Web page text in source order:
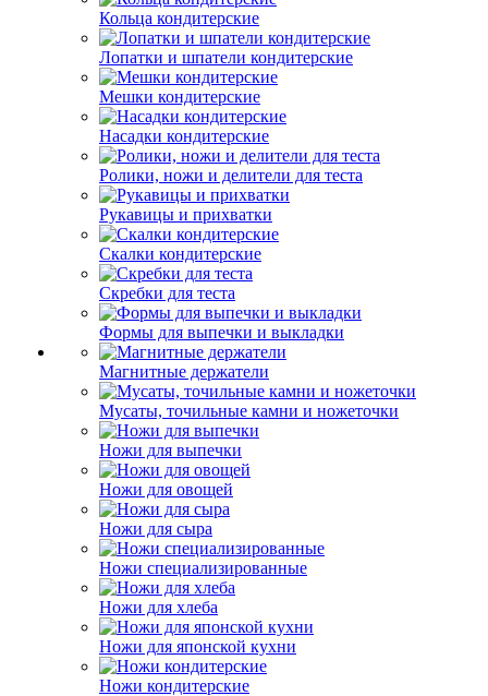
Кольца кондитерские
Лопатки и шпатели кондитерские
Мешки кондитерские
Насадки кондитерские
Ролики, ножи и делители для теста
Рукавицы и прихватки
Скалки кондитерские
Скребки для теста
Формы для выпечки и выкладки
Магнитные держатели
Мусаты, точильные камни и ножеточки
Ножи для выпечки
Ножи для овощей
Ножи для сыра
Ножи специализированные
Ножи для хлеба
Ножи для японской кухни
Ножи кондитерские